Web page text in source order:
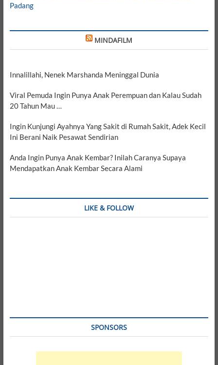
Padang
MINDAFILM
Innalillahi, Nenek Marshanda Meninggal Dunia
Viral Pemuda Ingin Punya Anak Perempuan dan Kalau Sudah
20 Tahun Mau …
Ingin Kunjungi Ayahnya Yang Sakit di Rumah Sakit, Adek Kecil
Ini Berani Naik Pesawat Sendirian
Anda Ingin Punya Anak Kembar? Inilah Caranya Supaya
Mendapatkan Anak Kembar Secara Alami
LIKE & FOLLOW
SPONSORS